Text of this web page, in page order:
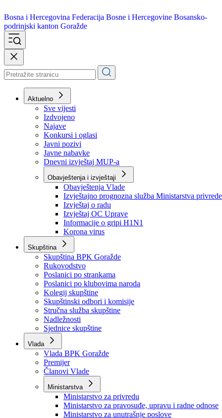
Bosna i Hercegovina
podrinjski kanton Goražde
Aktuelno
Sve vijesti
Izdvojeno
Najave
Konkursi i oglasi
Javni pozivi
Javne nabavke
Dnevni izvještaj MUP-a
Obavještenja i izvještaji
Obavještenja Vlade
Izvještajno prognozna služba Ministarstva privrede
Izvještaj o radu
Izvještaj OC Uprave
Informacije o gripi H1N1
Korona virus
Skupština
Skupština BPK Goražde
Rukovodstvo
Poslanici po strankama
Poslanici po klubovima naroda
Kolegij skupštine
Skupštinski odbori i komisije
Stručna služba skupštine
Nadležnosti
Sjednice skupštine
Vlada
Vlada BPK Goražde
Premijer
Članovi Vlade
Ministarstva